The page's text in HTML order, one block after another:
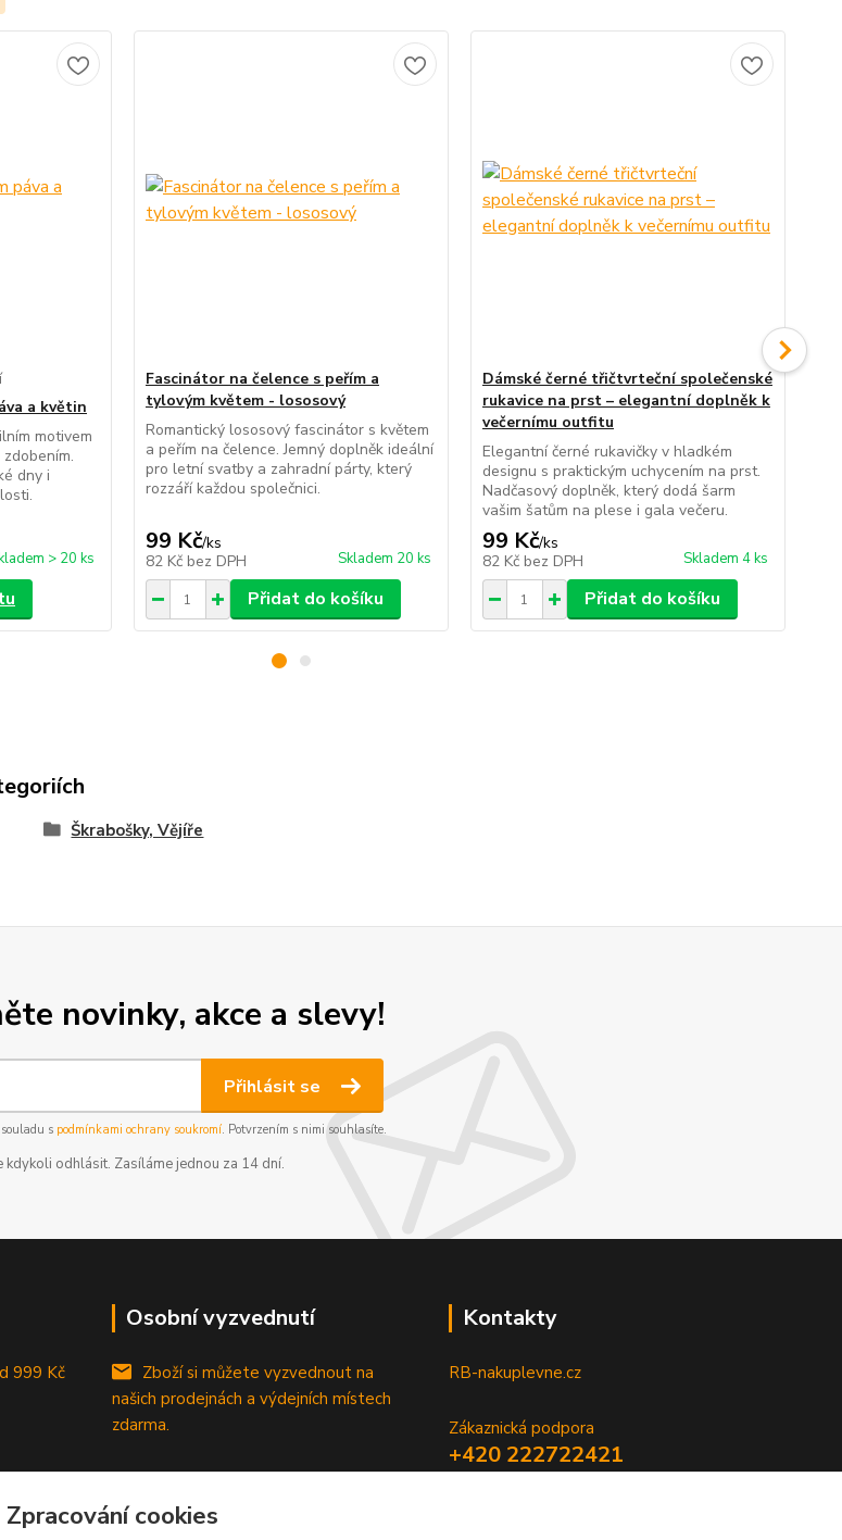
a květin
motivem
dny i
> 20 ks
Fascinátor na čelence s peřím a
tylovým květem - lososový
Romantický lososový fascinátor s květem
a peřím na čelence. Jemný doplněk ideální
pro letní svatby a zahradní párty, který
rozzáří každou společnici.
99 Kč/ks
82 Kč bez DPH Skladem 20 ks
Přidat do košíku
Dámské černé třičtvrteční společenské
rukavice na prst – elegantní doplněk k
večernímu outfitu
Elegantní černé rukavičky v hladkém
designu s praktickým uchycením na prst.
Nadčasový doplněk, který dodá šarm
vašim šatům na plese i gala večeru.
99 Kč/ks
82 Kč bez DPH Skladem 4 ks
Přidat do košíku
Škrabošky, Vějíře
novinky, akce a slevy!
Přihlásit se
s podmínkami ochrany soukromí. Potvrzením s nimi souhlasíte.
kdykoli odhlásit. Zasíláme jednou za 14 dní.
999 Kč
Osobní vyzvednutí
Zboží si můžete vyzvednout na
našich prodejnách a výdejních místech
zdarma.
Kontakty
RB-nakuplevne.cz
Zákaznická podpora
+420 222722421
Zpracování cookies